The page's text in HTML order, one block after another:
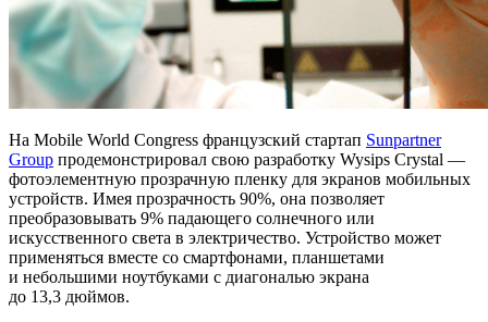
На Mobile World Congress французский стартап Sunpartner
Group продемонстрировал свою разработку Wysips Crystal —
фотоэлементную прозрачную пленку для экранов мобильных
устройств. Имея прозрачность 90%, она позволяет
преобразовывать 9% падающего солнечного или
искусственного света в электричество. Устройство может
применяться вместе со смартфонами, планшетами
и небольшими ноутбуками с диагональю экрана
до 13,3 дюймов.